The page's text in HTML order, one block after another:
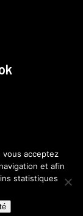
–POLITIQUE DE
vous acceptez
et afin
statistiques